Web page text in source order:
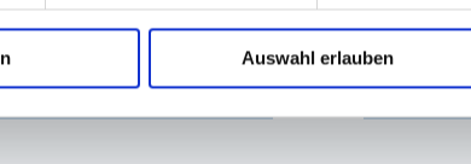
Auswahl erlauben